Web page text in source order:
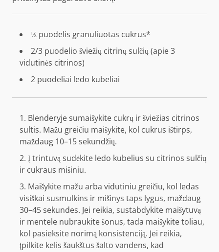
⅓ puodelis granuliuotas cukrus*
2/3 puodelio šviežių citrinų sulčių (apie3
vidutinės citrinos)
2 puodeliai ledo kubeliai
Blenderyje sumaišykite cukrų ir šviežias citrinos
sultis. Mažu greičiu maišykite, kol cukrus ištirps,
maždaug 10–15 sekundžių.
Į trintuvą sudėkite ledo kubelius su citrinos sulčių
ir cukraus mišiniu.
Maišykite mažu arba vidutiniu greičiu, kol ledas
visiškai susmulkins ir mišinys taps lygus, maždaug
30–45 sekundes. Jei reikia, sustabdykite maišytuvą
ir mentele nubraukite šonus, tada maišykite toliau,
kol pasieksite norimą konsistenciją. Jei reikia,
įpilkite kelis šaukštus šalto vandens, kad